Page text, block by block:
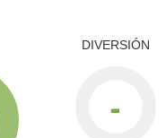
DIVERSIÓN
-